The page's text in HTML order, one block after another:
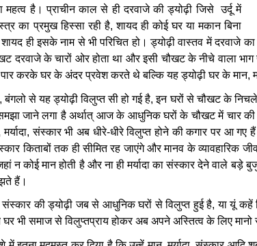
महत्व है। प्राचीन काल से ही दरवाजे की ड्योढ़ी जिसे उर्दू में
का प्रमुख हिस्सा रही है,शायद ही कोई घर या मकान बिना
शायद ही इसके नाम से भी परिचित हो। ड्योढ़ी वास्तव में दरवाजे का
दरवाजे के चारों ओर होता था और इसी चौखट के नीचे वाला भाग
पार करके घर के अंदर प्रवेश करते थे बल्कि यह ड्योढ़ी घर के मान,
,बंगलो से यह ड्योढ़ी विलुप्त सी हो गई है,इन घरों से चौखट के निचले
जाने लगा है अर्थात् आज के आधुनिक घरों के चौखट में चार की
मर्यादा,संस्कार भी अब धीरे-धीरे विलुप्त होने की कगार पर आ गए हैं
किताबों तक ही सीमित रह जाएंगे और मानव के व्यावहारिक
न कोई मान होती है और ना ही मर्यादा का संस्कार देने वाले बड़े
हैं।
संस्कार की ड्योढ़ी जब से आधुनिक घरों से विलुप्त हुई है,या यूं कहें
घर भी समाज से विलुप्तप्राय होकर अब अपने अस्तित्व के लिए मानो